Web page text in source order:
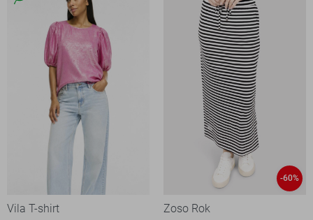
Vila T-shirt
-60%
Zoso Rok